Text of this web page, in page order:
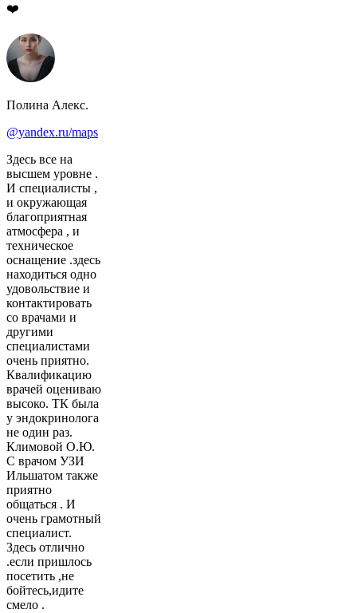
❤️
Полина Алекс.
@yandex.ru/maps
Здесь все на
высшем уровне .
И специалисты ,
и окружающая
благоприятная
атмосфера , и
техническое
оснащение .здесь
находиться одно
удовольствие и
контактировать
со врачами и
другими
специалистами
очень приятно.
Квалификацию
врачей оцениваю
высоко. ТК была
у эндокринолога
не один раз.
Климовой О.Ю.
С врачом УЗИ
Ильшатом также
приятно
общаться . И
очень грамотный
специалист.
Здесь отлично
.если пришлось
посетить ,не
бойтесь,идите
смело .